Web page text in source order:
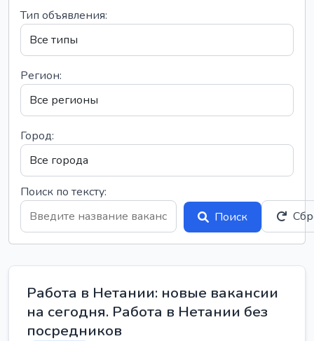
Тип объявления:
Регион:
Город:
Поиск по тексту:
Поиск
Работа в Нетании: новые вакансии
на сегодня. Работа в Нетании без
посредников